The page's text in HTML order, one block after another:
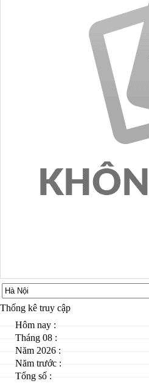
Thống kê truy cập
Hôm nay :
Tháng 08 :
Năm 2026 :
Năm trước :
Tổng số :